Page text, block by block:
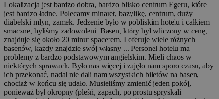
Lokalizacja jest bardzo dobra, bardzo blisko centrum Egeru, które
jest bardzo ładne. Polecamy minaret, bazylikę, centrum, duży
diabelski młyn, zamek. Jedzenie było w pobliskim hotelu i całkiem
smaczne, byliśmy zadowoleni. Basen, który był wliczony w cenę,
znajduje się około 20 minut spacerem. I oferuje wiele różnych
basenów, każdy znajdzie swój własny ... Personel hotelu ma
problemy z bardzo podstawowym angielskim. Mieli chaos w
niektórych sprawach. Było nas więcej i zajęło nam sporo czasu, aby
ich przekonać, nadal nie dali nam wszystkich biletów na basen,
chociaż w końcu się udało. Musieliśmy zmienić jeden pokój,
ponieważ był okropny (pleśń, zapach, po prostu spryskali